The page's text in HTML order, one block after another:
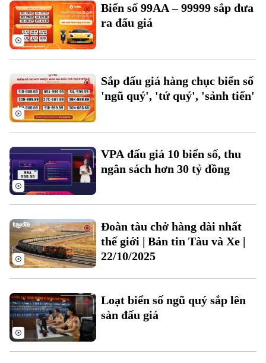
Chuyên mục
Thời sự
Chính trị
Xã hội
An ninh trật tự
Công nghệ
Nhịp sống Hà Nội
Khoảnh khắc Hà Nội
Ẩm thực
Thế giới
Tin tức
Quân sự
Hồ sơ
Tin tức
Cafe sáng
Tài chính Ngân hàng
Doanh nghiệp
Nhà đất
Đầu tư
Căn hộ
Tàu và Xe
Ô tô
Tàu
Giáo dục
Tin tức
Văn hóa
Biển số 99AA – 99999 sắp đưa
ra đấu giá
Sắp đấu giá hàng chục biển số
'ngũ quý', 'tứ quý', 'sảnh tiến'
VPA đấu giá 10 biển số, thu
ngân sách hơn 30 tỷ đồng
Đoàn tàu chở hàng dài nhất
thế giới | Bản tin Tàu và Xe |
22/10/2025
Loạt biển số ngũ quý sắp lên
sàn đấu giá